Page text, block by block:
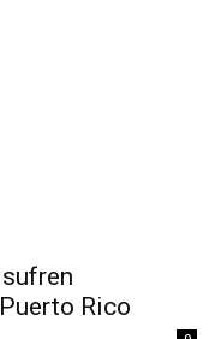
Rico